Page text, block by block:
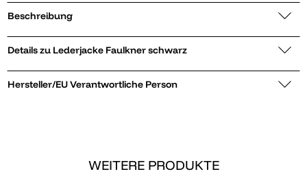
Beschreibung
Details zu Lederjacke Faulkner schwarz
Hersteller/EU Verantwortliche Person
WEITERE PRODUKTE